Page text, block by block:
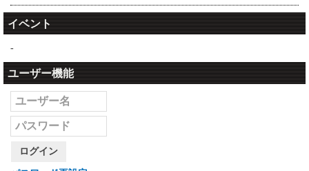
イベント
-
ユーザー機能
ログイン